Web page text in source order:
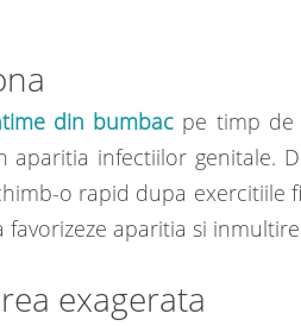
din bumbac pe timp de
aparitia infectiilor genitale.
o rapid dupa exercitiile
favorizeze aparitia si
exagerata